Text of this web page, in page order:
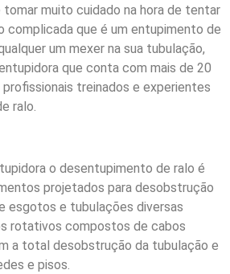
muito cuidado na hora de tentar
complicada que é um entupimento de
um mexer na sua tubulação,
que conta com mais de 20
treinados e experientes
ralo.
o desentupimento de ralo é
projetados para desobstrução
esgotos e tubulações diversas
rotativos compostos de cabos
a total desobstrução da tubulação e
e pisos.